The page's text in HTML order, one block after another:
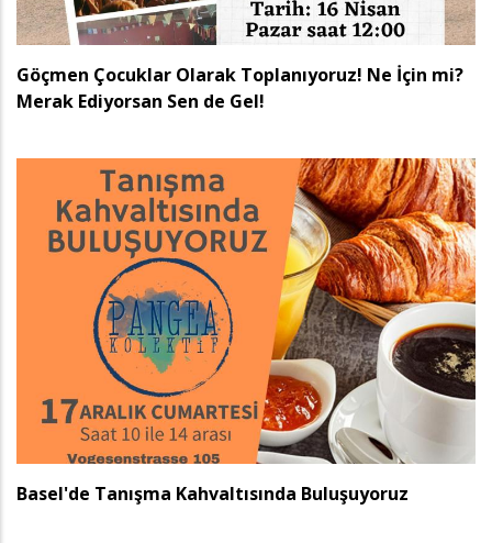
Göçmen Çocuklar Olarak Toplanıyoruz! Ne İçin mi?
Merak Ediyorsan Sen de Gel!
Basel'de Tanışma Kahvaltısında Buluşuyoruz